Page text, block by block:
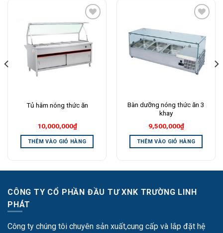
Add to
Wishlist
Tủ hâm nóng thức ăn
10,000,000₫
THÊM VÀO GIỎ HÀNG
Wishlist
Bàn dưỡng nóng thức ăn 3
khay
9,500,000₫
THÊM VÀO GIỎ HÀNG
CÔNG TY CỔ PHẦN ĐẦU TƯ XNK TRƯỜNG LINH
PHÁT
Công ty chúng tôi chuyên sản xuất,cung cấp và lắp đặt hệ